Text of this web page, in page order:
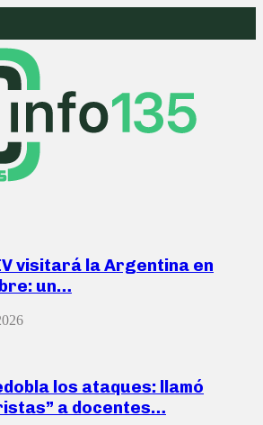
visitará la Argentina en
un…
los ataques: llamó
a docentes…